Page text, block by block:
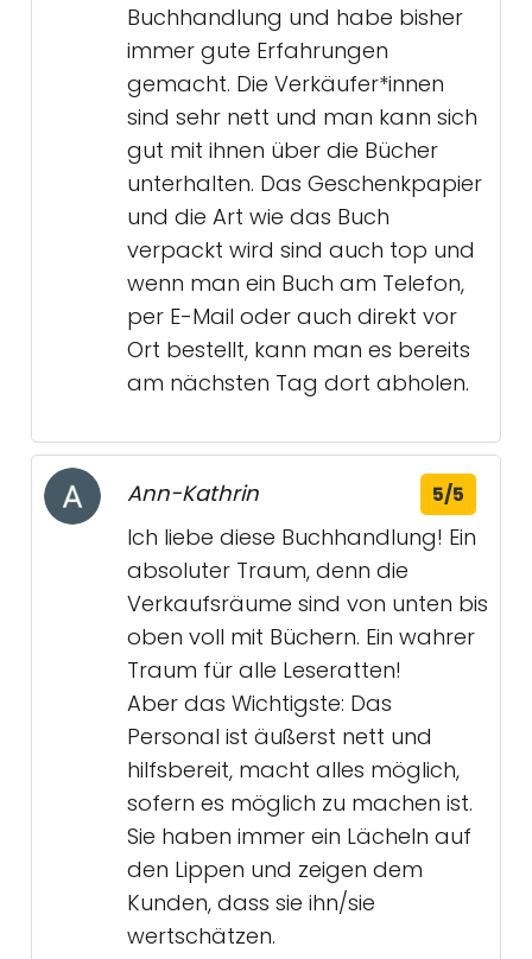
Buchhandlung und habe bisher
immer gute Erfahrungen
gemacht. Die Verkäufer*innen
sind sehr nett und man kann sich
gut mit ihnen über die Bücher
unterhalten. Das Geschenkpapier
und die Art wie das Buch
verpackt wird sind auch top und
wenn man ein Buch am Telefon,
per E-Mail oder auch direkt vor
Ort bestellt, kann man es bereits
am nächsten Tag dort abholen.
Ann-Kathrin 5/5
Ich liebe diese Buchhandlung! Ein
absoluter Traum, denn die
Verkaufsräume sind von unten bis
oben voll mit Büchern. Ein wahrer
Traum für alle Leseratten!
Aber das Wichtigste: Das
Personal ist äußerst nett und
hilfsbereit, macht alles möglich,
sofern es möglich zu machen ist.
Sie haben immer ein Lächeln auf
den Lippen und zeigen dem
Kunden, dass sie ihn/sie
wertschätzen.